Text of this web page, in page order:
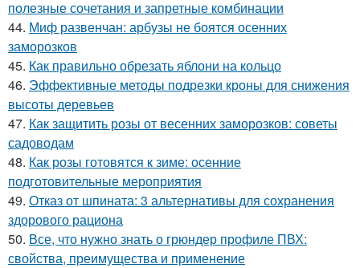
полезные сочетания и запретные комбинации
44. Миф развенчан: арбузы не боятся осенних
заморозков
45. Как правильно обрезать яблони на кольцо
46. Эффективные методы подрезки кроны для снижения
высоты деревьев
47. Как защитить розы от весенних заморозков: советы
садоводам
48. Как розы готовятся к зиме: осенние
подготовительные мероприятия
49. Отказ от шпината: 3 альтернативы для сохранения
здорового рациона
50. Все, что нужно знать о грюндер профиле ПВХ:
свойства, преимущества и применение